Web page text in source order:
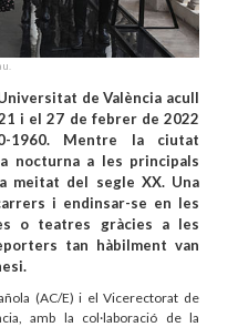
de València acull
i el 27 de febrer de 2022
1960. Mentre la ciutat
nocturna a les principals
meitat del segle XX. Una
i endinsar-se en les
o teatres gràcies a les
tan hàbilment van
(AC/E) i el Vicerectorat de
amb la col·laboració de la